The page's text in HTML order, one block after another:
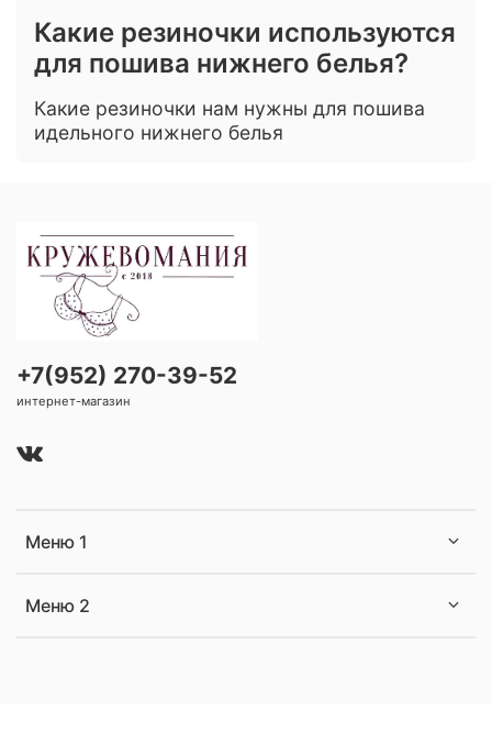
Какие резиночки используются
для пошива нижнего белья?
Какие резиночки нам нужны для пошива
идельного нижнего белья
Меню 1
Меню 2
+7(952) 270-39-52
интернет-магазин